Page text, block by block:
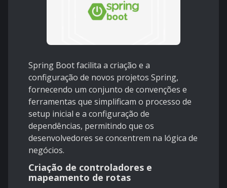
Spring Boot facilita a criação e a
configuração de novos projetos Spring,
fornecendo um conjunto de convenções e
ferramentas que simplificam o processo de
setup inicial e a configuração de
dependências, permitindo que os
desenvolvedores se concentrem na lógica de
negócios.
Criação de controladores e
mapeamento de rotas